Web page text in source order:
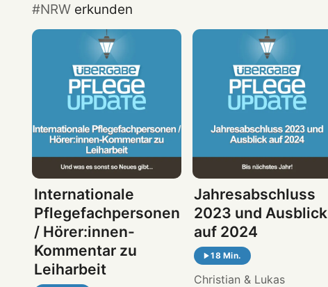
NRWerkunden
Internationale
Pflegefachpersonen
/ Hörer:innen-
Kommentar zu
Leiharbeit
Jahresabschluss
2023 und Ausblick
auf 2024
18 Min.
Christian & Lukas